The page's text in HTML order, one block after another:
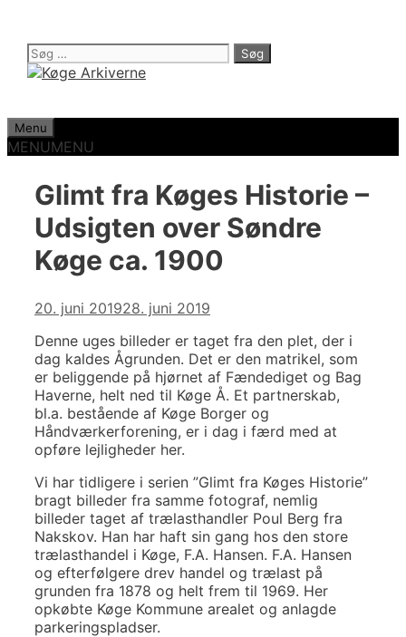
indhold
Søg
efter:
Menu
MENUMENU
Glimt fra Køges Historie –
Udsigten over Søndre
Køge ca. 1900
20. juni 201928. juni 2019
Denne uges billeder er taget fra den plet, der i
dag kaldes Ågrunden. Det er den matrikel, som
er beliggende på hjørnet af Fændediget og Bag
Haverne, helt ned til Køge Å. Et partnerskab,
bl.a. bestående af Køge Borger og
Håndværkerforening, er i dag i færd med at
opføre lejligheder her.
Vi har tidligere i serien ”Glimt fra Køges Historie”
bragt billeder fra samme fotograf, nemlig
billeder taget af trælasthandler Poul Berg fra
Nakskov. Han har haft sin gang hos den store
trælasthandel i Køge, F.A. Hansen. F.A. Hansen
og efterfølgere drev handel og trælast på
grunden fra 1878 og helt frem til 1969. Her
opkøbte Køge Kommune arealet og anlagde
parkeringspladser.